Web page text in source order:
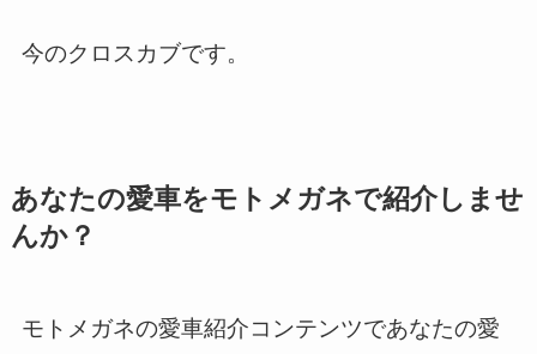
今のクロスカブです。
あなたの愛車をモトメガネで紹介しませ
んか？
モトメガネの愛車紹介コンテンツであなたの愛